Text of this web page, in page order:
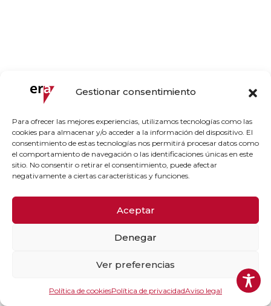
Gestionar consentimiento
Para ofrecer las mejores experiencias, utilizamos tecnologías como las
cookies para almacenar y/o acceder a la información del dispositivo. El
consentimiento de estas tecnologías nos permitirá procesar datos como
el comportamiento de navegación o las identificaciones únicas en este
sitio. No consentir o retirar el consentimiento, puede afectar
negativamente a ciertas características y funciones.
Aceptar
Denegar
Ver preferencias
Política de cookiesPolítica de privacidadAviso legal